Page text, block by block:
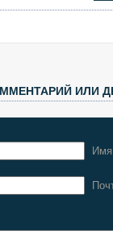
ИЛИ
Имя